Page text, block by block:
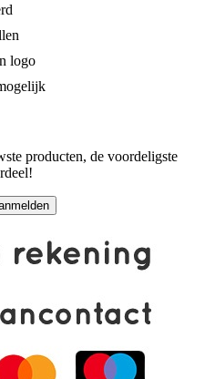
logo
producten, de voordeligste